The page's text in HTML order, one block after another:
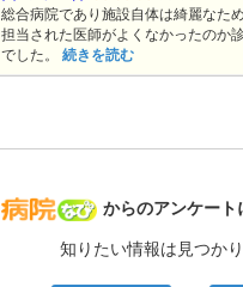
病院なび
からのアンケート
知りたい情報は見つか
総合病院であり施設自体は綺麗なた
担当された医師がよくなかったのか
でした。 続きを読む